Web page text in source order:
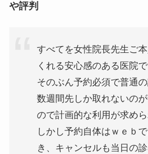
や評判
すべてを女性院長先生ご
くれる安心感のある医院で
そのぶん予約必須で普通
数週間先しか取れないの
ので計画的な利用が求めら
しかし予約自体はｗｅｂ
き、キャンセルも当日の